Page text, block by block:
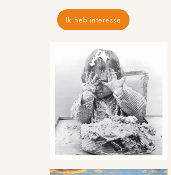
Ik heb interesse